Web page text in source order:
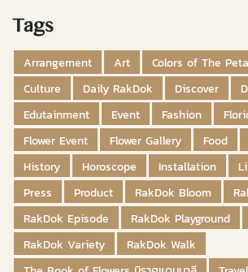
Tags
Arrangement Art
Colors of The
Culture
Daily RakDok Discover
Edutainment
Event Fashion
Flower Event
Flower Gallery Food
History
Horoscope Installation
Press
Product RakDok Bloom
RakDok Episode
RakDok Playground
RakDok Variety
RakDok Walk